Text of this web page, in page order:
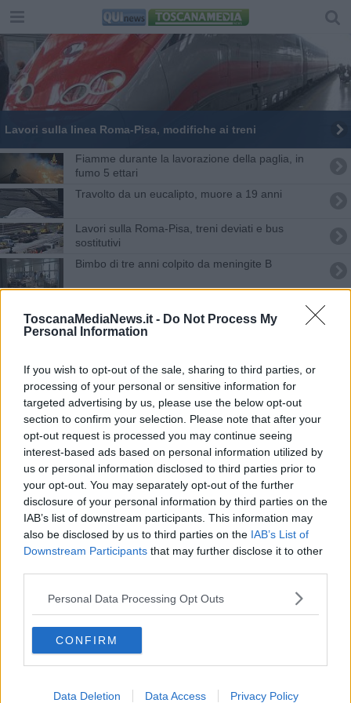
ToscanaMediaNews.it - Do Not Process My
Personal Information
If you wish to opt-out of the sale, sharing to third parties, or
processing of your personal or sensitive information for
targeted advertising by us, please use the below opt-out
section to confirm your selection. Please note that after your
opt-out request is processed you may continue seeing
interest-based ads based on personal information utilized by
us or personal information disclosed to third parties prior to
your opt-out. You may separately opt-out of the further
disclosure of your personal information by third parties on the
IAB’s list of downstream participants. This information may
also be disclosed by us to third parties on the IAB’s List of
Downstream Participants that may further disclose it to other
Personal Data Processing Opt Outs
CONFIRM
Data Deletion Data Access Privacy Policy
Lavori sulla linea Roma-Pisa, modifiche ai treni
Fiamme durante la lavorazione della paglia, in
fumo 5 ettari
Travolto da un eucalipto, muore a 19 anni
Lavori sulla Roma-Pisa, treni deviati e bus
sostitutivi
Bimbo di tre anni colpito da meningite B
Spiagge amiche dei bambini, la mappa dei
Linea elettrica in tilt, treni fra ritardi e cancellazioni
E' grave il bambino colpito dalla meningite
Manciano sfida il ministro e apre il confine
Sorelle toscane in balìa delle onde salvate dai
cani bagnino
Scorie nucleari, ecco le aree idonee per il
Deposito nazionale
Yacht in fiamme affonda, sette persone a bordo
Da Beatrice in poi, ecco i primi nati del 2024 in
Domenica d'inferno fra fuoco e vento
Tragico schianto, muore sbalzata fuori dall'auto